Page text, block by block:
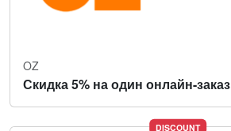
OZ
Скидка 5% на один онлайн-заказ
DISCOUNT